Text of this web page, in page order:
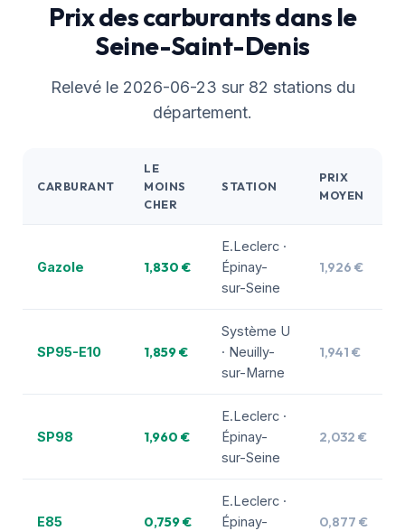
Prix des carburants dans le
Seine-Saint-Denis
Relevé le 2026-06-23 sur 82 stations du
département.
CARBURANT
LE
MOINS
CHER
STATION
PRIX
MOYEN
Gazole 1,830 €
E.Leclerc ·
Épinay-
sur-Seine
1,926 €
SP95-E10 1,859 €
Système U
· Neuilly-
sur-Marne
1,941 €
SP98 1,960 €
E.Leclerc ·
Épinay-
sur-Seine
2,032 €
E85 0,759 €
E.Leclerc ·
Épinay-
0,877 €